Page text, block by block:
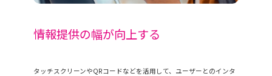
情報提供の幅が向上する
タッチスクリーンやQRコードなどを活用して、ユーザーとのインタ